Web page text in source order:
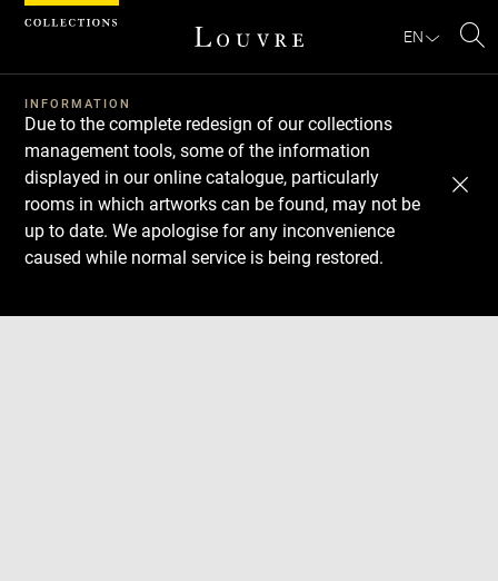
EN
INFORMATION
Due to the complete redesign of our collections
management tools, some of the information
displayed in our online catalogue, particularly
rooms in which artworks can be found, may not be
up to date. We apologise for any inconvenience
caused while normal service is being restored.
Download
Next
Previous
Cookies management panel